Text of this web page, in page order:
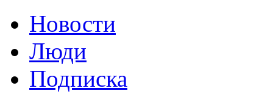
Новости
Люди
Подписка